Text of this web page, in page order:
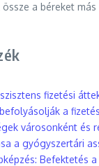
a béreket
fizetési
a
városonként és
a gyógyszertári
Befektetés